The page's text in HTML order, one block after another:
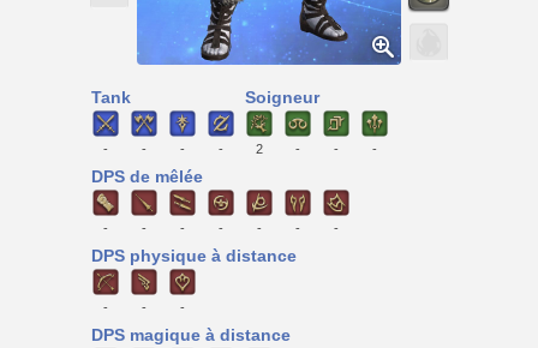
Tank
- - - -
Soigneur
2 - - -
DPS de mêlée
- - - - - - -
DPS physique à distance
- - -
DPS magique à distance